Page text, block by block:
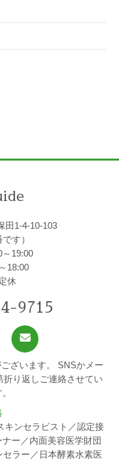
田1-4-10-103
す）
19:00
18:00
休
9715
ざいます。
SNSかメー
折り返しご連絡させてい
キンセラピスト／認定接
ー／内面美容医学財団
ラー／日本酵素水素医